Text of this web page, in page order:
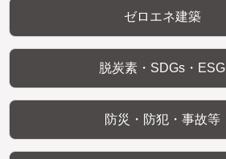
ゼロエネ建築
脱炭素・SDGs・ESG
防災・防犯・事故等